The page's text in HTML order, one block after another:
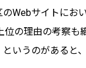
Webサイトにお
の理由の考察も
いうのがあると